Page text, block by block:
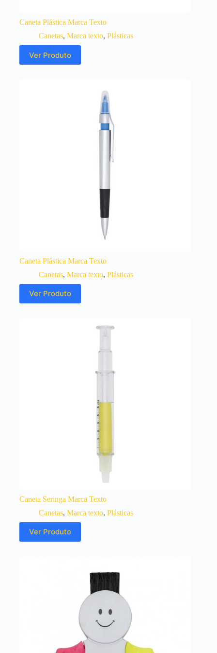
Caneta Plástica Marca Texto
Canetas, Marca texto, Plásticas
Ver Produto
Caneta Plástica Marca Texto
Canetas, Marca texto, Plásticas
Ver Produto
Caneta Seringa Marca Texto
Canetas, Marca texto, Plásticas
Ver Produto